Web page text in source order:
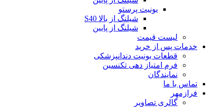
یونیت پرستو
شیلنگ از بالا S40
شیلنگ از پایین
لیست قیمت
خدمات پس از خرید
قطعات یونیت دندانپزشکی
فرم امتیاز دهی تکنسین
نمایندگان
تماس با ما
فرازمهر
گالری تصاویر